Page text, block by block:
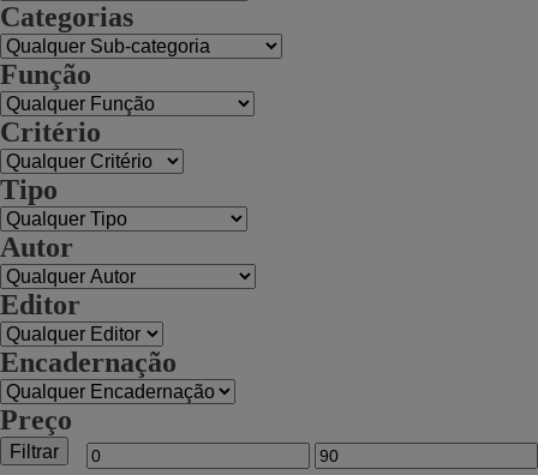
Categorias
Função
Critério
Tipo
Autor
Editor
Encadernação
Preço
Preço Preço
Filtrar